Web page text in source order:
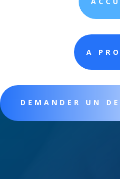
A
DEMANDER UN